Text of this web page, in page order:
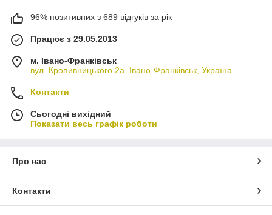
96% позитивних з 689 відгуків за рік
Працює з 29.05.2013
м. Івано-Франківськ
вул. Кропивницького 2а, Івано-Франківськ, Україна
Контакти
Сьогодні вихідний
Показати весь графік роботи
Про нас
Контакти